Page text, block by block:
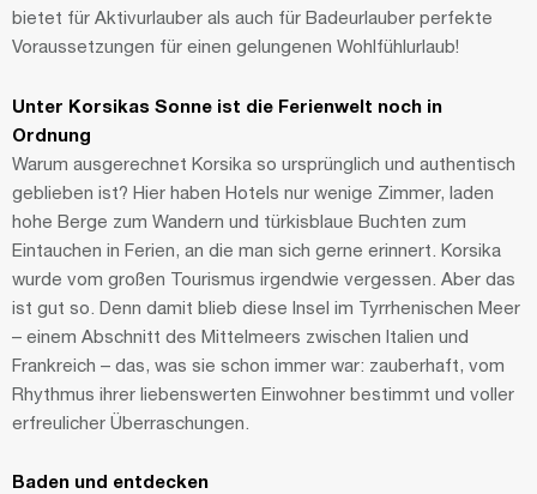
bietet für Aktivurlauber als auch für Badeurlauber perfekte
Voraussetzungen für einen gelungenen Wohlfühlurlaub!
Unter Korsikas Sonne ist die Ferienwelt noch in
Ordnung
Warum ausgerechnet Korsika so ursprünglich und authentisch
geblieben ist? Hier haben Hotels nur wenige Zimmer, laden
hohe Berge zum Wandern und türkisblaue Buchten zum
Eintauchen in Ferien, an die man sich gerne erinnert. Korsika
wurde vom großen Tourismus irgendwie vergessen. Aber das
ist gut so. Denn damit blieb diese Insel im Tyrrhenischen Meer
– einem Abschnitt des Mittelmeers zwischen Italien und
Frankreich – das, was sie schon immer war: zauberhaft, vom
Rhythmus ihrer liebenswerten Einwohner bestimmt und voller
erfreulicher Überraschungen.
Baden und entdecken